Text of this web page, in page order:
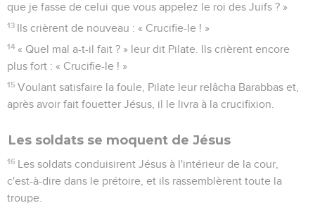
que je fasse de celui que vous appelez le roi des Juifs ? »
13 Ils crièrent de nouveau : « Crucifie-le ! »
14 « Quel mal a-t-il fait ? » leur dit Pilate. Ils crièrent encore
plus fort : « Crucifie-le ! »
15 Voulant satisfaire la foule, Pilate leur relâcha Barabbas et,
après avoir fait fouetter Jésus, il le livra à la crucifixion.
Les soldats se moquent de Jésus
16 Les soldats conduisirent Jésus à l'intérieur de la cour,
c'est-à-dire dans le prétoire, et ils rassemblèrent toute la
troupe.